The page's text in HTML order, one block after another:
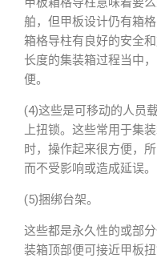
舶，但甲板设计仍有箱
箱格导柱有良好的安全
长度的集装箱过程当中
便。
(4)这些是可移动的人员
上扭锁。这些常用于集
时，操作起来很方便，
而不受影响或造成延误。
(5)捆绑台架。
这些都是永久性的或部
装箱顶部便可接近甲板扭